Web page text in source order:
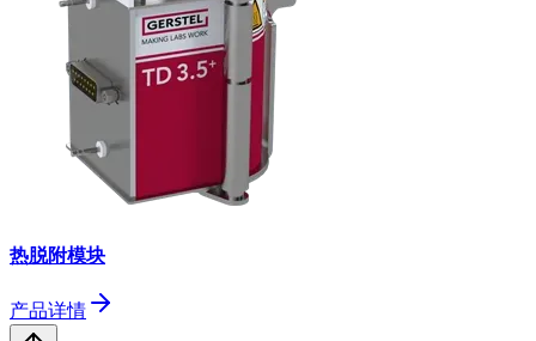
热脱附模块
产品详情